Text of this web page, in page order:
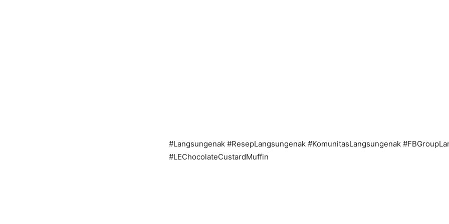
#Langsungenak #ResepLangsungenak #KomunitasLangsungenak
#LEChocolateCustardMuffin